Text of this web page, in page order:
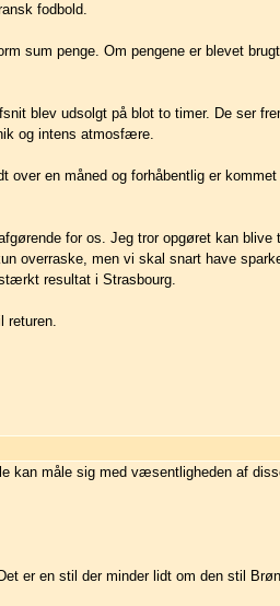
fodbold.
sum penge. Om pengene er blevet brugt
blev udsolgt på blot to timer. De ser
og intens atmosfære.
en måned og forhåbentlig er kommet
for os. Jeg tror opgøret kan
overraske, men vi skal snart have
resultat i Strasbourg.
returen.
kan måle sig med væsentligheden af
er en stil der minder lidt om den stil